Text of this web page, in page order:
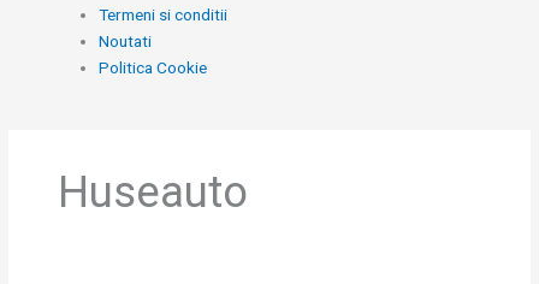
Termeni si conditii
Noutati
Politica Cookie
Huseauto